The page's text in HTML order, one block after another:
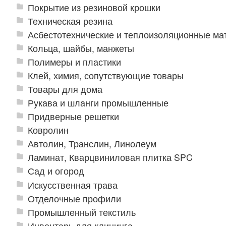
Покрытие из резиновой крошки
Техническая резина
Асбестотехнические и теплоизоляционные
Кольца, шайбы, манжеты
Полимеры и пластики
Клей, химия, сопутствующие товары
Товары для дома
Рукава и шланги промышленные
Придверные решетки
Ковролин
Автолин, Транслин, Линолеум
Ламинат, Кварцвиниловая плитка SPC
Сад и огород
Искусственная трава
Отделочные профили
Промышленный текстиль